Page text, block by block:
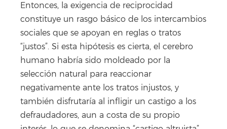
Entonces, la exigencia de reciprocidad
constituye un rasgo básico de los intercambios
sociales que se apoyan en reglas o tratos
“justos”. Si esta hipótesis es cierta, el cerebro
humano habría sido moldeado por la
selección natural para reaccionar
negativamente ante los tratos injustos, y
también disfrutaría al infligir un castigo a los
defraudadores, aun a costa de su propio